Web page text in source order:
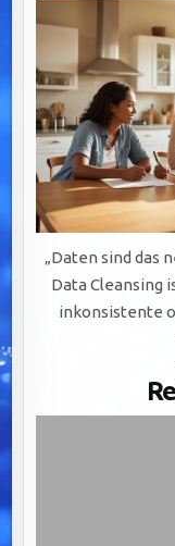
„Daten sind das
Data Cleansing
inkonsistente